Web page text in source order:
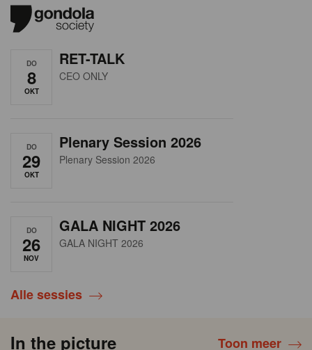
DO
8
OKT
RET-TALK
CEO ONLY
DO
29
OKT
Plenary Session 2026
Plenary Session 2026
DO
26
NOV
GALA NIGHT 2026
GALA NIGHT 2026
Alle sessies
In the picture Toon meer